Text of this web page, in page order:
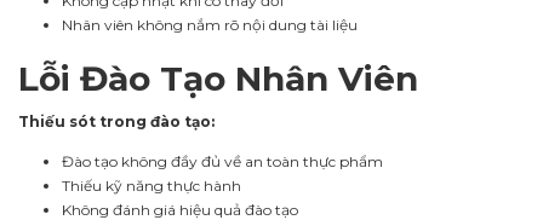
Nhân viên không nắm rõ nội dung tài liệu
Lỗi Đào Tạo Nhân Viên
Thiếu sót trong đào tạo:
Đào tạo không đầy đủ về an toàn thực phẩm
Thiếu kỹ năng thực hành
Không đánh giá hiệu quả đào tạo